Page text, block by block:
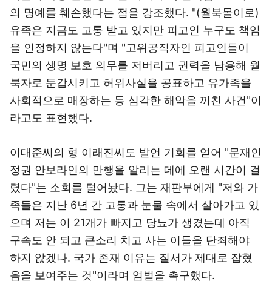
의 명예를 훼손했다는 점을 강조했다. "(월북몰이로)
유족은 지금도 고통 받고 있지만 피고인 누구도 책임
을 인정하지 않는다"며 "고위공직자인 피고인들이
국민의 생명 보호 의무를 저버리고 권력을 남용해 월
북자로 둔갑시키고 허위사실을 공표하고 유가족을
사회적으로 매장하는 등 심각한 해악을 끼친 사건"이
라고도 표현했다.
이대준씨의 형 이래진씨도 발언 기회를 얻어 "문재인
정권 안보라인의 만행을 알리는 데에 오랜 시간이 걸
렸다"는 소회를 털어놨다. 그는 재판부에게 "저와 가
족들은 지난 6년 간 고통과 눈물 속에서 살아가고 있
으며 저는 이 21개가 빠지고 당뇨가 생겼는데 아직
구속도 안 되고 큰소리 치고 사는 이들을 단죄해야
하지 않겠나. 국가 존재 이유는 질서가 제대로 잡혔
음을 보여주는 것"이라며 엄벌을 촉구했다.